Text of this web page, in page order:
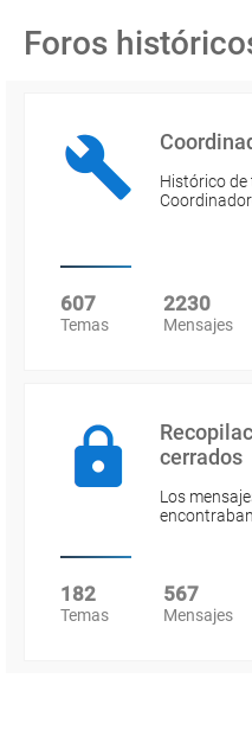
Foros
Histórico de
607
Temas
2230
Mensajes
cerrados
Los
182
Temas
567
Mensajes